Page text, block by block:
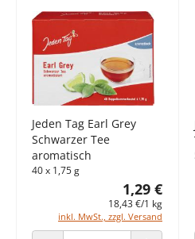
Jeden Tag Earl Grey
Schwarzer Tee
aromatisch
40 x 1,75 g
1,29 €
18,43 €/1 kg
inkl. MwSt., zzgl. Versand